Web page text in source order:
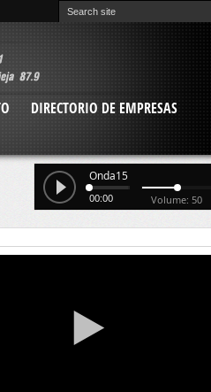
DIRECTORIO DE EMPRESAS
Onda15
00:00 Volume: 50